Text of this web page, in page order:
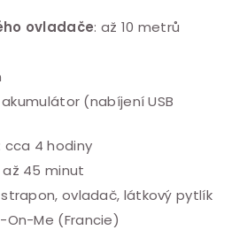
ovladače: až 10 metrů
(nabíjení USB
cca 4 hodiny
až 45 minut
strapon, ovladač, látkový pytlík
On-Me (Francie)